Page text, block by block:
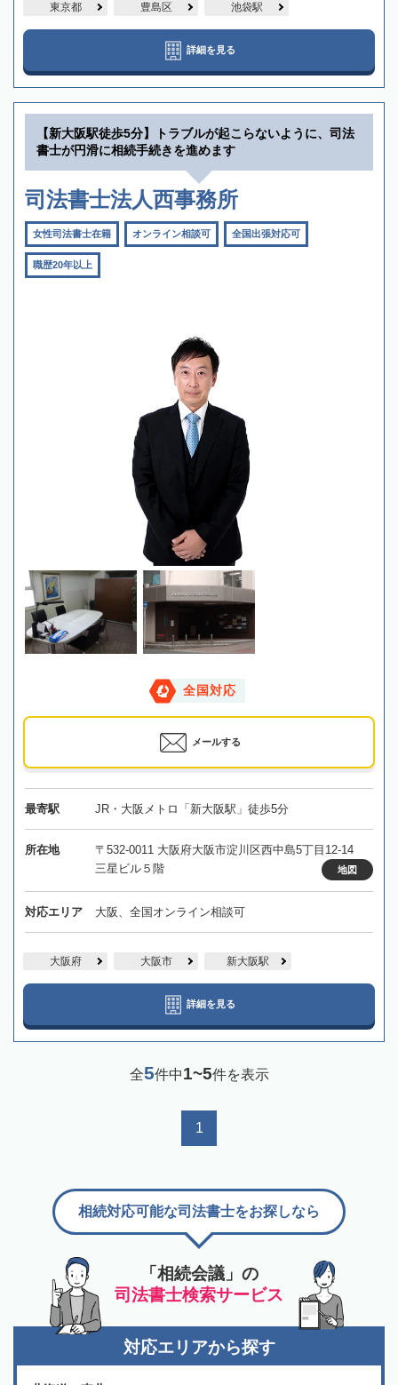
東京都 豊島区 池袋駅
詳細を見る
【新大阪駅徒歩5分】トラブルが起こらないように、司法
書士が円滑に相続手続きを進めます
司法書士法人西事務所
女性司法書士在籍 オンライン相談可 全国出張対応可
職歴20年以上
全国対応
メールする
最寄駅 JR・大阪メトロ「新大阪駅」徒歩5分
所在地
〒532-0011 大阪府大阪市淀川区西中島5丁目12-14
三星ビル５階
地図
対応エリア 大阪、全国オンライン相談可
大阪府 大阪市 新大阪駅
詳細を見る
全5件中1~5件を表示
1
「相続会議」の
司法書士検索サービス
相続対応可能な司法書士をお探しなら
対応エリアから探す